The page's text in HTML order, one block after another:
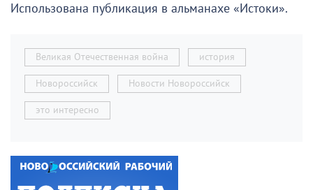
Использована публикация в альманахе «Истоки».
Великая Отечественная война история
Новороссийск Новости Новороссийск
это интересно